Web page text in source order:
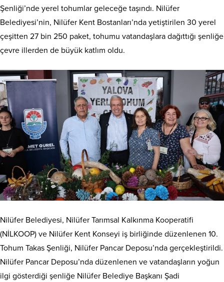
Şenliği’nde yerel tohumlar geleceğe taşındı. Nilüfer
Belediyesi’nin, Nilüfer Kent Bostanları’nda yetiştirilen 30 yerel
çeşitten 27 bin 250 paket, tohumu vatandaşlara dağıttığı şenliğe
çevre illerden de büyük katlım oldu.
Nilüfer Belediyesi, Nilüfer Tarımsal Kalkınma Kooperatifi
(NİLKOOP) ve Nilüfer Kent Konseyi iş birliğinde düzenlenen 10.
Tohum Takas Şenliği, Nilüfer Pancar Deposu’nda gerçekleştirildi.
Nilüfer Pancar Deposu’nda düzenlenen ve vatandaşların yoğun
ilgi gösterdiği şenliğe Nilüfer Belediye Başkanı Şadi